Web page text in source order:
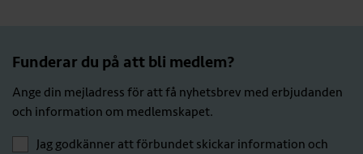
Funderar du på att bli medlem?
Ange din mejladress för att få nyhetsbrev med erbjudanden
och information om medlemskapet.
Jag godkänner att förbundet skickar information och